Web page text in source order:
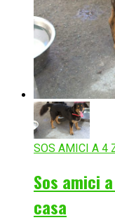
SOS AMICI A 4
Sos amici
casa